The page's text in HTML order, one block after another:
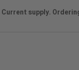
Current supply.